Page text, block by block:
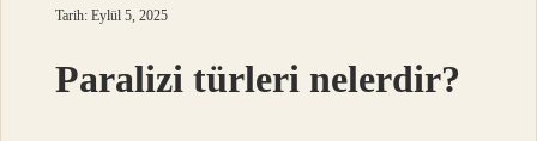
Tarih: Eylül 5, 2025
Paralizi türleri nelerdir?